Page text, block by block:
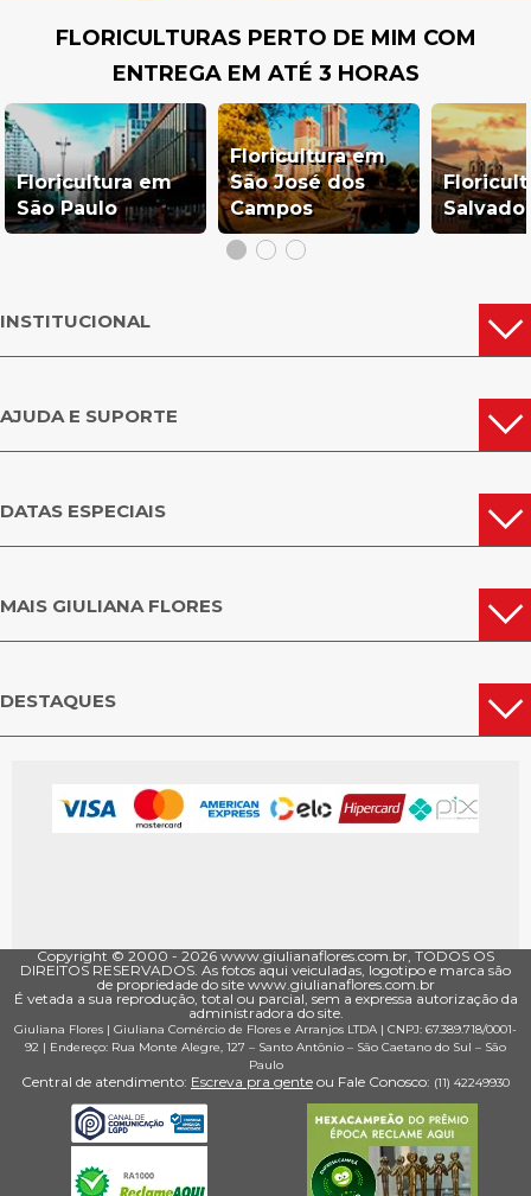
FLORICULTURAS PERTO DE MIM COM
ENTREGA EM ATÉ 3 HORAS
Floricultura em
São Paulo
Floricultura em
São José dos
Campos
INSTITUCIONAL
AJUDA E SUPORTE
DATAS ESPECIAIS
MAIS GIULIANA FLORES
DESTAQUES
Copyright © 2000 - ­2026 www.giulianaflores.com.br, TODOS OS
DIREITOS RESERVADOS. As fotos aqui veiculadas, logotipo e marca são
de propriedade do site www.giulianaflores.com.br
É vetada a sua reprodução, total ou parcial, sem a expressa autorização da
administradora do site.
Giuliana Flores | Giuliana Comércio de Flores e Arranjos LTDA | CNPJ: 67.389.718/0001­
92 | Endereço: Rua Monte Alegre, 127 – Santo Antônio – São Caetano do Sul – São
Paulo
Central de atendimento: Escreva pra gente ou Fale Conosco: (11) 4224­9930